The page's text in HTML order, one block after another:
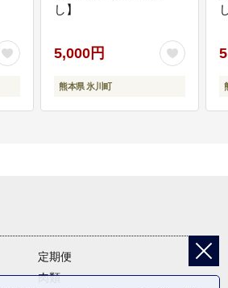
し】
5,000円
熊本県 氷川町
定期便
肉類